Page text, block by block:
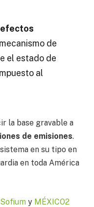
de
el estado de
al
la base gravable a
de emisiones.
en su tipo en
en toda América
Sofium y MÉXICO2